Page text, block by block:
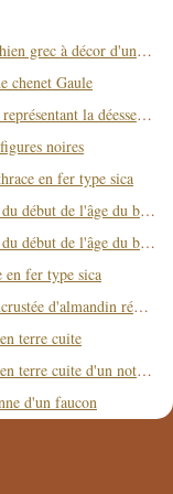
Aryballe corinthien grec à décor d'un félin
chenet Gaule
Relief égyptien représentant la déesse Neith debout
noires
en fer type sica
Idole en argent du début de l'âge du bronze
Idole en argent du début de l'âge du bronze
en fer type sica
Epée à garde incrustée d'almandin région Mer Noire
terre cuite
Statue grecque en terre cuite d'un notable
d'un faucon